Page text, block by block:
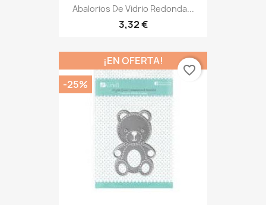
Abalorios De Vidrio Redonda...
3,32 €
¡EN OFERTA!
-25%
favorite_border